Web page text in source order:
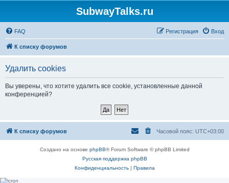
SubwayTalks.ru
FAQ Вход
Регистрация
К списку форумов
Удалить cookies
Вы уверены, что хотите удалить все cookie, установленные данной
конференцией?
К списку форумов Часовой пояс: UTC+03:00
Создано на основе phpBB® Forum Software © phpBB Limited
Русская поддержка phpBB
Конфиденциальность| Правила